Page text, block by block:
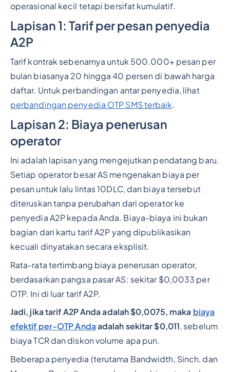
operasional kecil tetapi bersifat kumulatif.
Lapisan 1: Tarif per pesan penyedia
A2P
Tarif kontrak sebenarnya untuk 500.000+ pesan per
bulan biasanya 20 hingga 40 persen di bawah harga
daftar. Untuk perbandingan antar penyedia, lihat
perbandingan penyedia OTP SMS terbaik.
Lapisan 2: Biaya penerusan
operator
Ini adalah lapisan yang mengejutkan pendatang baru.
Setiap operator besar AS mengenakan biaya per
pesan untuk lalu lintas 10DLC, dan biaya tersebut
diteruskan tanpa perubahan dari operator ke
penyedia A2P kepada Anda. Biaya-biaya ini bukan
bagian dari kartu tarif A2P yang dipublikasikan
kecuali dinyatakan secara eksplisit.
Rata-rata tertimbang biaya penerusan operator,
berdasarkan pangsa pasar AS: sekitar $0,0033 per
OTP. Ini di luar tarif A2P.
Jadi, jika tarif A2P Anda adalah $0,0075, maka biaya
efektif per-OTP Andaadalah sekitar $0,011, sebelum
biaya TCR dan diskon volume apa pun.
Beberapa penyedia (terutama Bandwidth, Sinch, dan